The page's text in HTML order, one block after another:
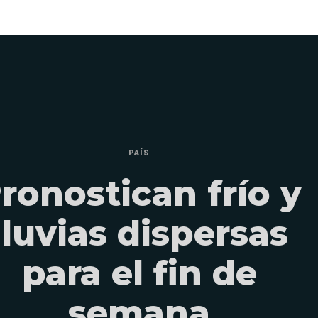
PAÍS
frío y
dispersas
para el fin de